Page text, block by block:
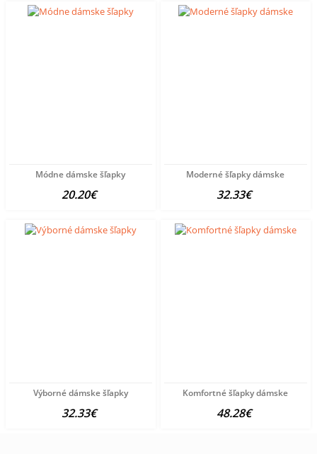
Módne dámske šľapky
20.20€
Moderné šľapky dámske
32.33€
Výborné dámske šľapky
32.33€
Komfortné šľapky dámske
48.28€